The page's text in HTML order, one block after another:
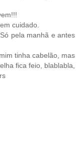
cuidado.
pela manhã e antes
tinha cabelão, mas
fica feio, blablabla,